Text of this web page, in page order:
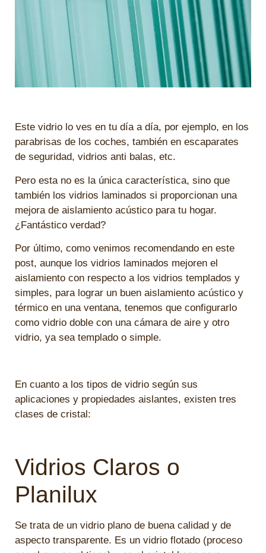
Este vidrio lo ves en tu día a día, por ejemplo, en los
parabrisas de los coches, también en escaparates
de seguridad, vidrios anti balas, etc.
Pero esta no es la única característica, sino que
también los vidrios laminados si proporcionan una
mejora de aislamiento acústico para tu hogar.
¿Fantástico verdad?
Por último, como venimos recomendando en este
post, aunque los vidrios laminados mejoren el
aislamiento con respecto a los vidrios templados y
simples, para lograr un buen aislamiento acústico y
térmico en una ventana, tenemos que configurarlo
como vidrio doble con una cámara de aire y otro
vidrio, ya sea templado o simple.
En cuanto a los tipos de vidrio según sus
aplicaciones y propiedades aislantes, existen tres
clases de cristal:
Vidrios Claros o
Planilux
Se trata de un vidrio plano de buena calidad y de
aspecto transparente. Es un vidrio flotado (proceso